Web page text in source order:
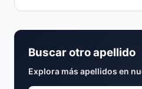
Buscar otro apellido
Explora más apellidos en